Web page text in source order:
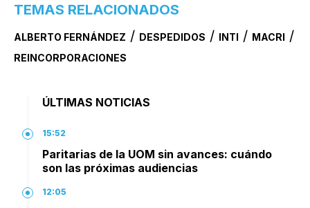
TEMAS RELACIONADOS
ALBERTO FERNÁNDEZ / DESPEDIDOS / INTI / MACRI /
REINCORPORACIONES
ÚLTIMAS NOTICIAS
15:52
Paritarias de la UOM sin avances: cuándo
son las próximas audiencias
12:05